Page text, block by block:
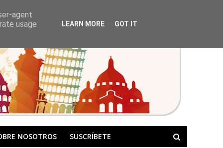
NOSOTROS SUSCRÍBETE
agent
usage
LEARN MORE GOT IT